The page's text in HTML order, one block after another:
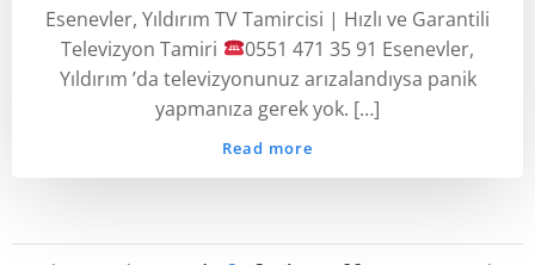
Esenevler, Yıldırım TV Tamircisi | Hızlı ve Garantili
Televizyon Tamiri
0551 471 35 91 Esenevler,
Yıldırım ’da televizyonunuz arızalandıysa panik
yapmanıza gerek yok. […]
Read more